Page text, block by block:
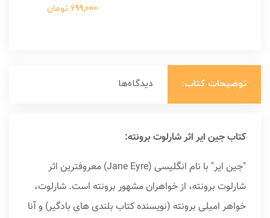
699,000 تومان
توضیحات کتاب: دیدگاه‌ها
کتاب جین ایر اثر شارلوت برونته:
"جین ایر" با نام انگلیسی (Jane Eyre) معروفترین اثر
شارلوت برونته، از خواهران مشهور برونته است. شارلوت،
خواهر امیلی برونته (نویسنده کتاب بلندی های بادگیر) و آنا